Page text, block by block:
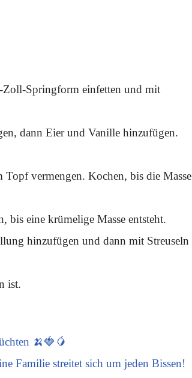
Zoll-Springform einfetten und mit
dann Eier und Vanille hinzufügen.
vermengen. Kochen, bis die Masse
bis eine krümelige Masse entsteht.
hinzufügen und dann mit Streuseln
ist.
🍌🍓🥭
streitet sich um jeden Bissen!